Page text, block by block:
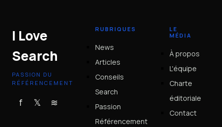
I Love
Search
PASSION DU
RÉFÉRENCEMENT
f 𝕏 ≋
RUBRIQUES
News
Articles
Conseils
Search
Passion
Référencement
LE
MÉDIA
À propos
L'équipe
Charte
éditoriale
Contact